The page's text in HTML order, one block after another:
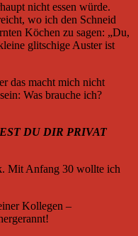
nicht essen würde.
wo ich den Schneid
Köchen zu sagen: „Du,
glitschige Auster ist
das macht mich nicht
Was brauche ich?
DU DIR PRIVAT
Mit Anfang 30 wollte ich
Kollegen –